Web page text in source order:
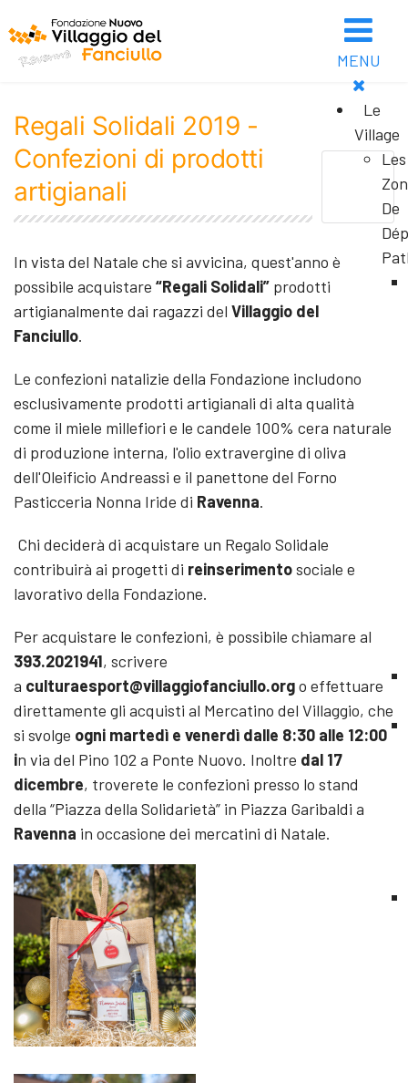
MENU
Le
Village
Les
De
Regali Solidali 2019 -
Confezioni di prodotti
artigianali
In vista del Natale che si avvicina, quest'anno è
possibile acquistare “Regali Solidali” prodotti
artigianalmente dai ragazzi del Villaggio del
Fanciullo.
Le confezioni natalizie della Fondazione includono
esclusivamente prodotti artigianali di alta qualità
come il miele millefiori e le candele 100% cera naturale
di produzione interna, l'olio extravergine di oliva
dell'Oleificio Andreassi e il panettone del Forno
Pasticceria Nonna Iride di Ravenna.
Chi deciderà di acquistare un Regalo Solidale
contribuirà ai progetti di reinserimentosociale e
lavorativo della Fondazione.
Per acquistare le confezioni, è possibile chiamare al
393.2021941, scrivere
a culturaesport@villaggiofanciullo.orgo effettuare
direttamente gli acquisti al Mercatino del Villaggio, che
si svolge ogni martedì e venerdì dalle 8:30 alle 12:00
in via del Pino 102 a Ponte Nuovo. Inoltre dal 17
dicembre, troverete le confezioni presso lo stand
della “Piazza della Solidarietà” in Piazza Garibaldi a
Ravenna in occasione dei mercatini di Natale.